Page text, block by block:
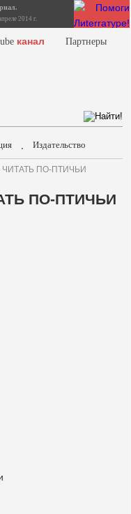
2014 г.
канал Партнеры
. Издательство
ЧИТАТЬ ПО-ПТИЧЬИ
ПО-ПТИЧЬИ